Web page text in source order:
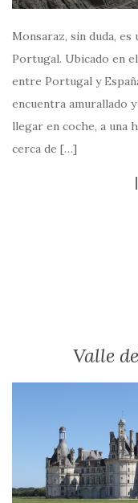
Monsaraz, sin duda,
Portugal. Ubicado en
entre Portugal y
encuentra amurallado
llegar en coche, a una
cerca de […]
Valle